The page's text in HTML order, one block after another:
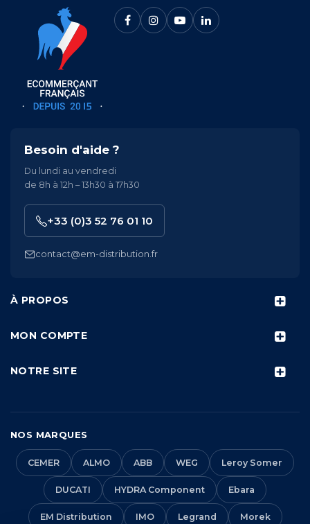
À PROPOS
MON COMPTE
NOTRE SITE
Besoin d'aide ?
Du lundi au vendredi
de 8h à 12h – 13h30 à 17h30
+33 (0)3 52 76 01 10
contact@em-distribution.fr
NOS MARQUES
CEMER ALMO ABB WEG Leroy Somer
DUCATI HYDRA Component Ebara
EM Distribution IMO Legrand Morek